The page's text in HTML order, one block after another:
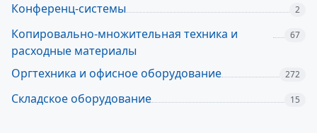
Конференц-системы 2
Копировально-множительная техника и
расходные материалы
67
Оргтехника и офисное оборудование 272
Складское оборудование 15